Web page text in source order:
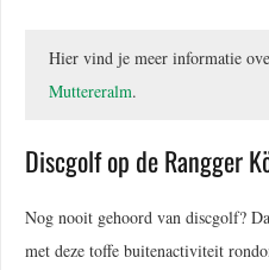
Hier vind je meer informatie
Muttereralm.
Discgolf op de Rangger
Nog nooit gehoord van discgolf?
met deze toffe buitenactiviteit